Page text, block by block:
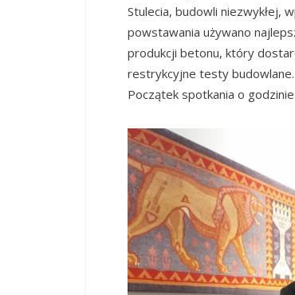
Stulecia, budowli niezwykłej,
powstawania używano
produkcji betonu, który
restrykcyjne testy budowlane.
Początek spotkania o